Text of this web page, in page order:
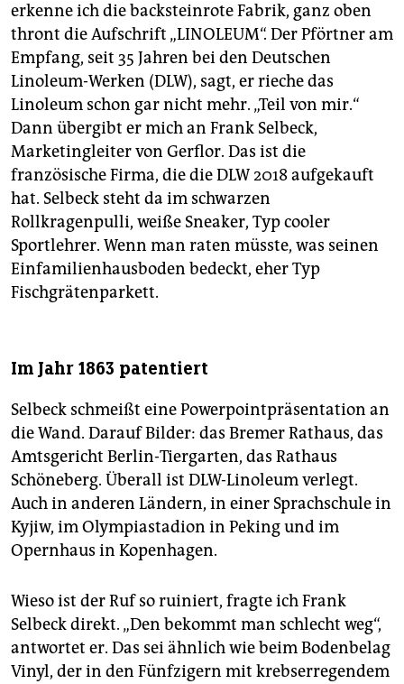
erkenne ich die backsteinrote Fabrik, ganz oben
thront die Aufschrift „LINOLEUM“. Der Pförtner am
Empfang, seit 35 Jahren bei den Deutschen
Linoleum-Werken (DLW), sagt, er rieche das
Linoleum schon gar nicht mehr. „Teil von mir.“
Dann übergibt er mich an Frank Selbeck,
Marketingleiter von Gerflor. Das ist die
französische Firma, die die DLW 2018 aufgekauft
hat. Selbeck steht da im schwarzen
Rollkragenpulli, weiße Sneaker, Typ cooler
Sportlehrer. Wenn man raten müsste, was seinen
Einfamilienhausboden bedeckt, eher Typ
Fischgrätenparkett.
Im Jahr 1863 patentiert
Selbeck schmeißt eine Powerpointpräsentation an
die Wand. Darauf Bilder: das Bremer Rathaus, das
Amtsgericht Berlin-Tiergarten, das Rathaus
Schöneberg. Überall ist DLW-Linoleum verlegt.
Auch in anderen Ländern, in einer Sprachschule in
Kyjiw, im Olympiastadion in Peking und im
Opernhaus in Kopenhagen.
Wieso ist der Ruf so ruiniert, fragte ich Frank
Selbeck direkt. „Den bekommt man schlecht weg“,
antwortet er. Das sei ähnlich wie beim Bodenbelag
Vinyl, der in den Fünfzigern mit krebserregendem